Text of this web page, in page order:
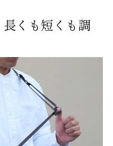
くも短くも調